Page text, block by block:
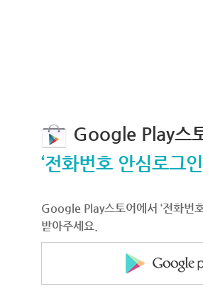
Google Play스
‘전화번호 안심로그
Google Play스토어에서 ‘전화번
받아주세요.